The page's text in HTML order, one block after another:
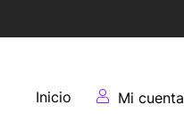
Inicio Mi cuenta